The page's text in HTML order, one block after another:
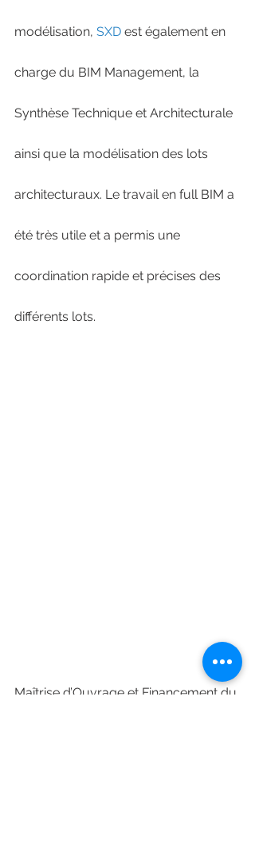
modélisation, SXD est également en
charge du BIM Management, la
Synthèse Technique et Architecturale
ainsi que la modélisation des lots
architecturaux. Le travail en full BIM a
été très utile et a permis une
coordination rapide et précises des
différents lots.
Maîtrise d’Ouvrage et Financement du